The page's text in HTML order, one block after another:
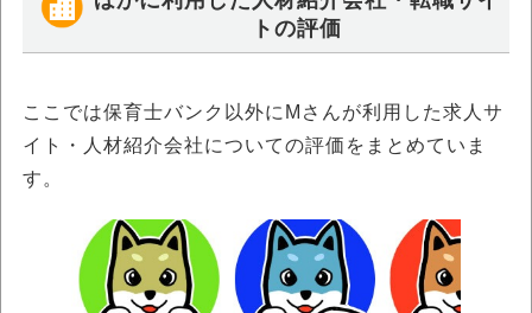
トの評価
ここでは保育士バンク以外にMさんが利用した求人サ
イト・人材紹介会社についての評価をまとめていま
す。